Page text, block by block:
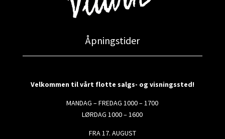
Åpningstider
Velkommen til vårt flotte salgs- og visningssted!
MANDAG – FREDAG 1000 – 1700
LØRDAG 1000 – 1600
FRA 17. AUGUST